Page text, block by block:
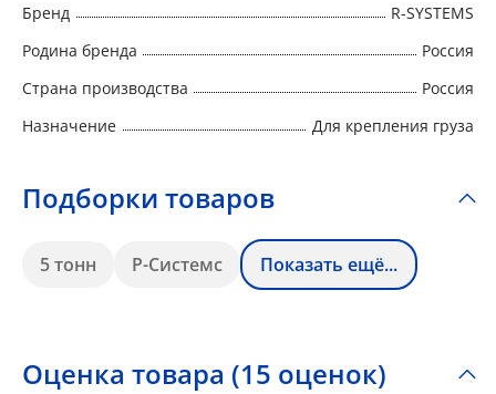
Бренд
R-SYSTEMS
Родина бренда
Россия
Страна производства
Россия
Назначение
Для крепления груза
Подборки товаров
5 тонн Р-Системс Показать ещё...
Оценка товара (15 оценок)